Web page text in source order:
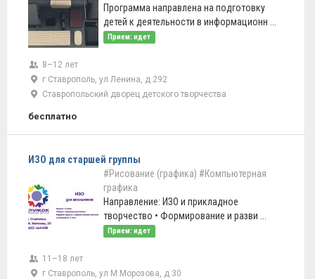
Программа направлена на подготовку
детей к деятельности в информационн ...
Прием: идет
8–12 лет
г Ставрополь, ул Ленина, д 292
Ставропольский дворец детского творчества
бесплатно
ИЗО для старшей группы
#Рисование (графика) #Компьютерная
графика
Направление: ИЗО и прикладное
творчество • Формирование и разви ...
Прием: идет
11–18 лет
г Ставрополь, ул М.Морозова, д 30